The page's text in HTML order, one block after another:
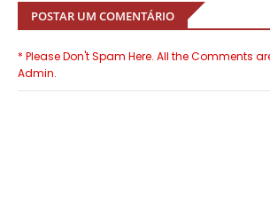
POSTAR UM COMENTÁRIO
* Please Don't Spam Here. All the Comments
Admin.